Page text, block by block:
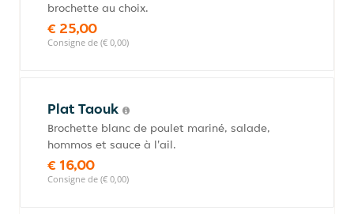
brochette au choix.
€ 25,00
Consigne de (€ 0,00)
Plat Taouk
Brochette blanc de poulet mariné, salade,
hommos et sauce à l'ail.
€ 16,00
Consigne de (€ 0,00)